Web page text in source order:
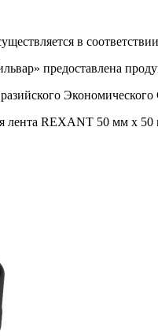
в
предоставлена
REXANT 50 мм х 50 м